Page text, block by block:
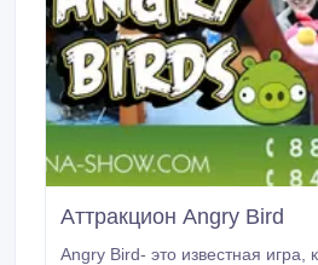
Аттракцион Angry Bird
Angry Bird- это известная игра, которая успела